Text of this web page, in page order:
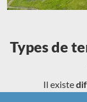
Types de
Il existe